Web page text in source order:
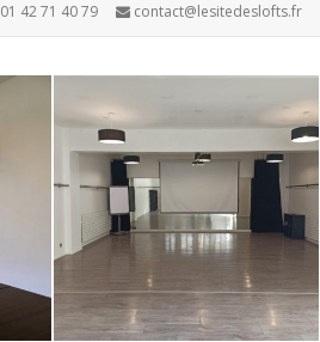
01 42 71 40 79 contact@lesitedeslofts.fr